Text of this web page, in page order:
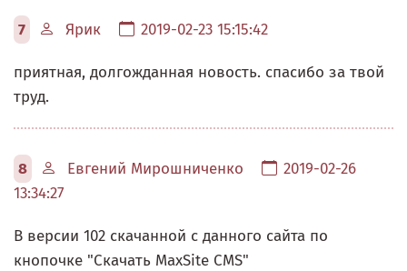
7 Ярик 2019-02-23 15:15:42
приятная, долгожданная новость. спасибо за твой
труд.
8 Евгений Мирошниченко
2019-02-26
13:34:27
В версии 102 скачанной с данного сайта по
кнопочке "Скачать MaxSite CMS"